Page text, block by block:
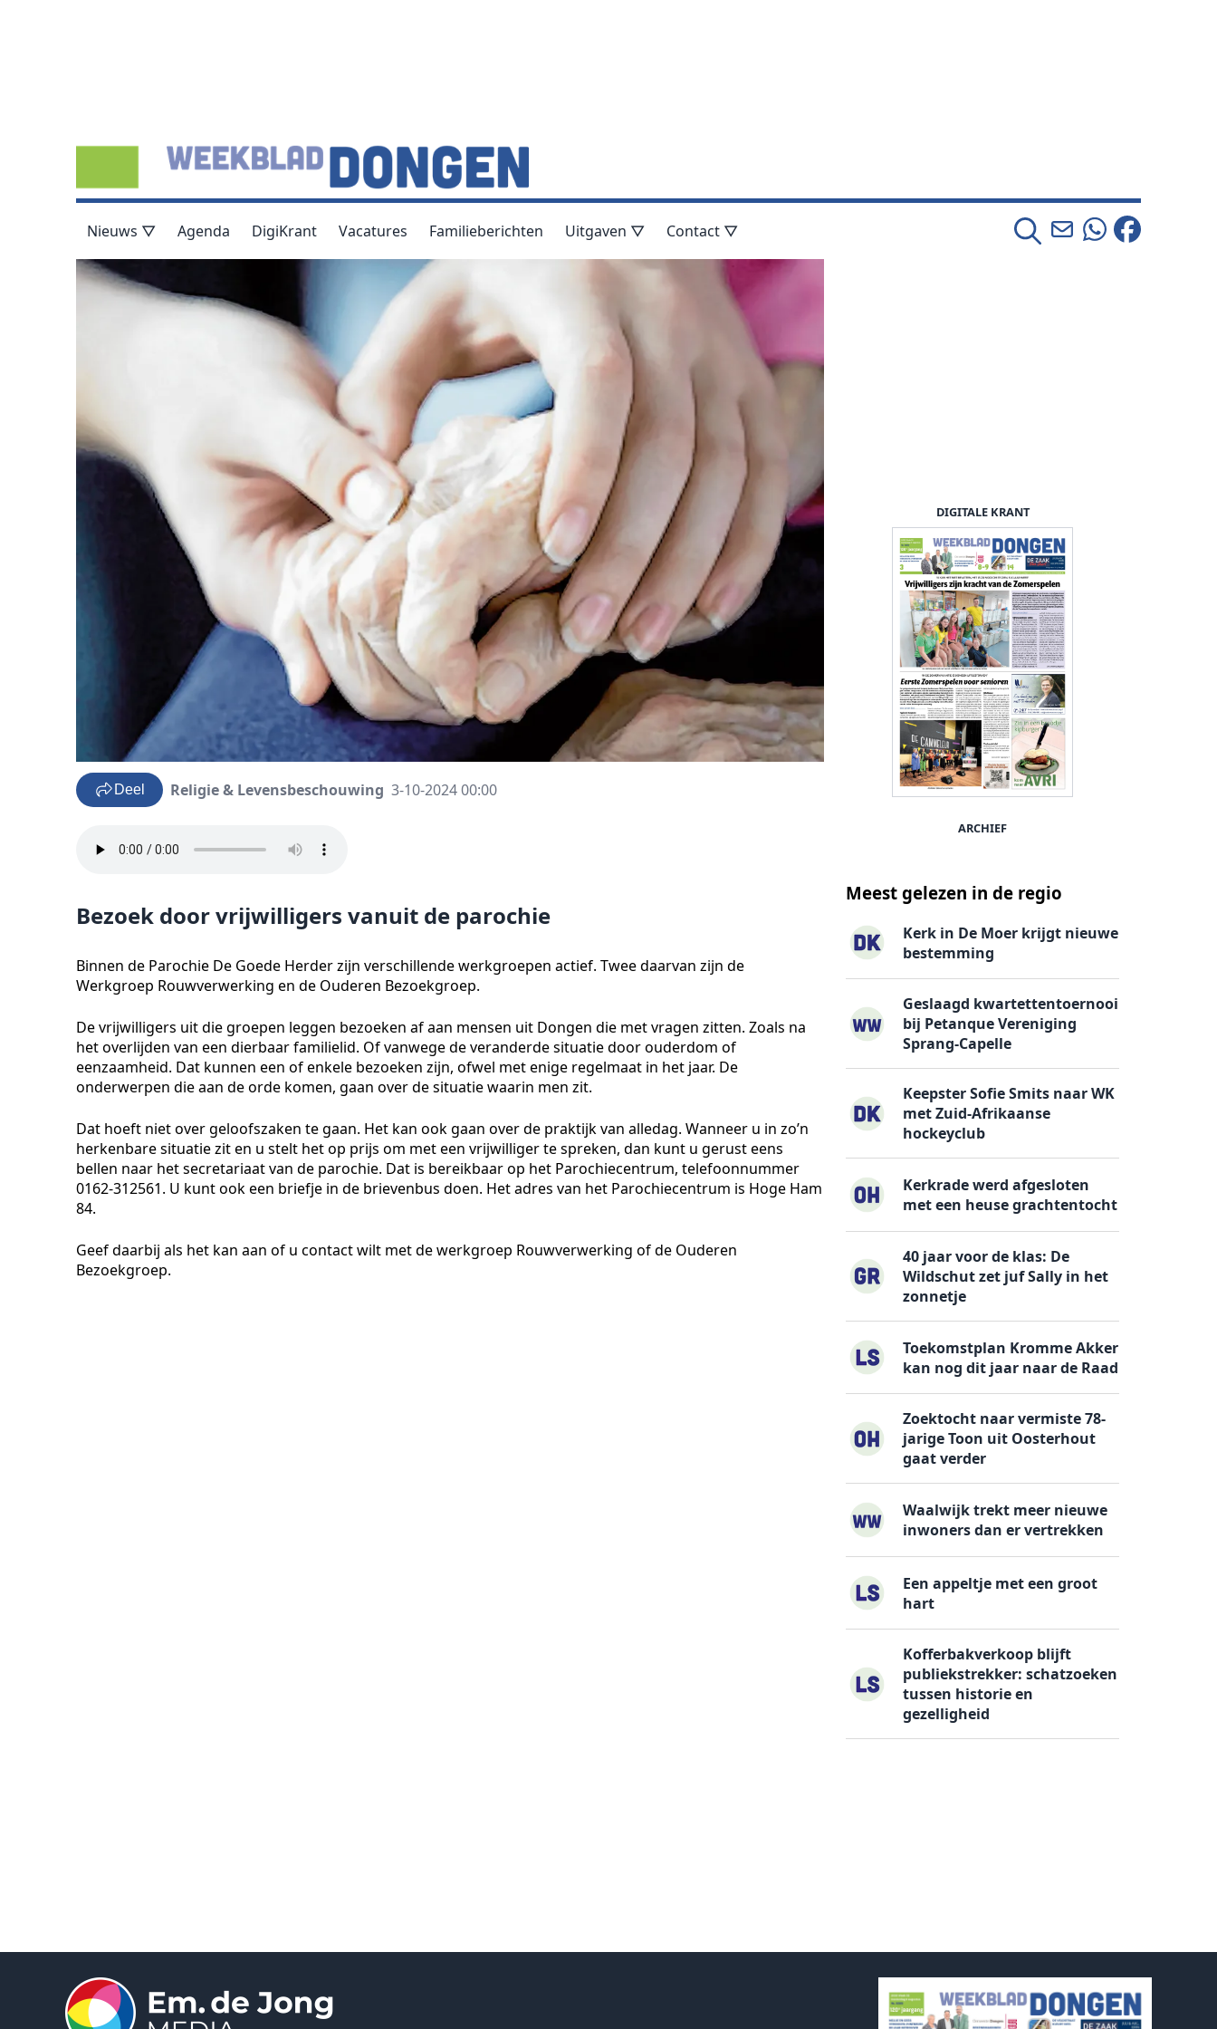
Nieuws ▽ Agenda DigiKrant Vacatures Familieberichten Uitgaven ▽ Contact ▽
Deel Religie & Levensbeschouwing 3-10-2024 00:00
Bezoek door vrijwilligers vanuit de parochie
Binnen de Parochie De Goede Herder zijn verschillende werkgroepen actief. Twee daarvan zijn de
Werkgroep Rouwverwerking en de Ouderen Bezoekgroep.
De vrijwilligers uit die groepen leggen bezoeken af aan mensen uit Dongen die met vragen zitten. Zoals na
het overlijden van een dierbaar familielid. Of vanwege de veranderde situatie door ouderdom of
eenzaamheid. Dat kunnen een of enkele bezoeken zijn, ofwel met enige regelmaat in het jaar. De
onderwerpen die aan de orde komen, gaan over de situatie waarin men zit.
Dat hoeft niet over geloofszaken te gaan. Het kan ook gaan over de praktijk van alledag. Wanneer u in zo’n
herkenbare situatie zit en u stelt het op prijs om met een vrijwilliger te spreken, dan kunt u gerust eens
bellen naar het secretariaat van de parochie. Dat is bereikbaar op het Parochiecentrum, telefoonnummer
0162-312561. U kunt ook een briefje in de brievenbus doen. Het adres van het Parochiecentrum is Hoge Ham
84.
Geef daarbij als het kan aan of u contact wilt met de werkgroep Rouwverwerking of de Ouderen
Bezoekgroep.
DIGITALE KRANT
ARCHIEF
Meest gelezen in de regio
Kerk in De Moer krijgt nieuwe
bestemming
Geslaagd kwartettentoernooi
bij Petanque Vereniging
Sprang-Capelle
Keepster Sofie Smits naar WK
met Zuid-Afrikaanse
hockeyclub
Kerkrade werd afgesloten
met een heuse grachtentocht
40 jaar voor de klas: De
Wildschut zet juf Sally in het
zonnetje
Toekomstplan Kromme Akker
kan nog dit jaar naar de Raad
Zoektocht naar vermiste 78-
jarige Toon uit Oosterhout
gaat verder
Waalwijk trekt meer nieuwe
inwoners dan er vertrekken
Een appeltje met een groot
hart
Kofferbakverkoop blijft
publiekstrekker: schatzoeken
tussen historie en
gezelligheid